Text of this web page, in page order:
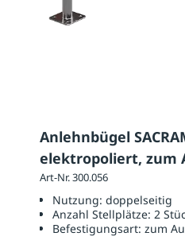
Anlehnbügel
elektropoliert, zum
Art-Nr. 300.056
Nutzung: doppelseitig
Anzahl Stellplätze: 2
Befestigungsart: zum